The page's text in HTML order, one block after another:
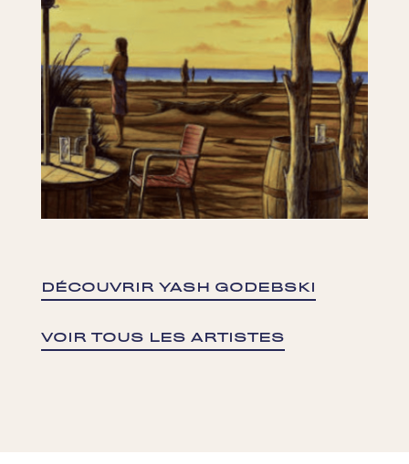
DÉCOUVRIR YASH GODEBSKI
VOIR TOUS LES ARTISTES